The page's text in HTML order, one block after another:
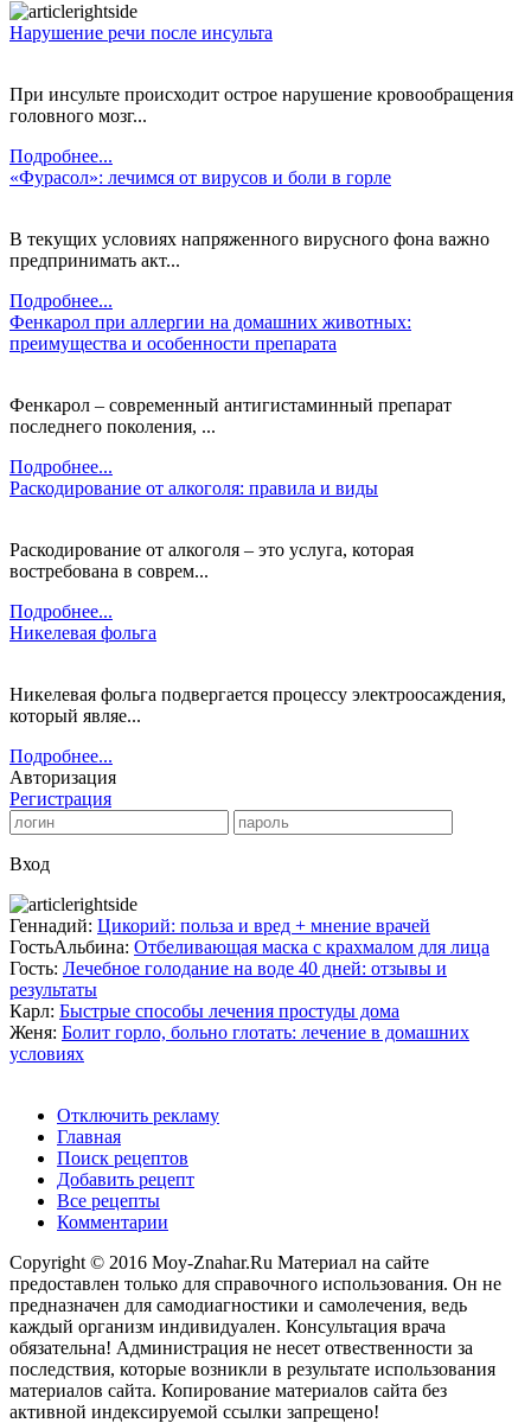
Нарушение речи после инсульта
При инсульте происходит острое нарушение кровообращения
головного мозг...
Подробнее...
«Фурасол»: лечимся от вирусов и боли в горле
В текущих условиях напряженного вирусного фона важно
предпринимать акт...
Подробнее...
Фенкарол при аллергии на домашних животных:
преимущества и особенности препарата
Фенкарол – современный антигистаминный препарат
последнего поколения, ...
Подробнее...
Раскодирование от алкоголя: правила и виды
Раскодирование от алкоголя – это услуга, которая
востребована в соврем...
Подробнее...
Никелевая фольга
Никелевая фольга подвергается процессу электроосаждения,
который являе...
Подробнее...
Авторизация
Регистрация
Вход
Геннадий: Цикорий: польза и вред + мнение врачей
ГостьАльбина: Отбеливающая маска с крахмалом для лица
Гость: Лечебное голодание на воде 40 дней: отзывы и
результаты
Карл: Быстрые способы лечения простуды дома
Женя: Болит горло, больно глотать: лечение в домашних
условиях
Отключить рекламу
Главная
Поиск рецептов
Добавить рецепт
Все рецепты
Комментарии
Copyright © 2016 Moy-Znahar.Ru Материал на сайте
предоставлен только для справочного использования. Он не
предназначен для самодиагностики и самолечения, ведь
каждый организм индивидуален. Консультация врача
обязательна! Администрация не несет отвественности за
последствия, которые возникли в результате использования
материалов сайта. Копирование материалов сайта без
активной индексируемой ссылки запрещено!